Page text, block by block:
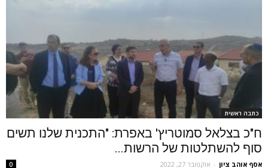
כתבה ראשית
ח"כ בצלאל סמוטריץ' באפרת: "התכנית שלנו תשים
סוף להשתלטות של הרשות...
אסף אוהב ציון - אוקטובר 27, 2022 0